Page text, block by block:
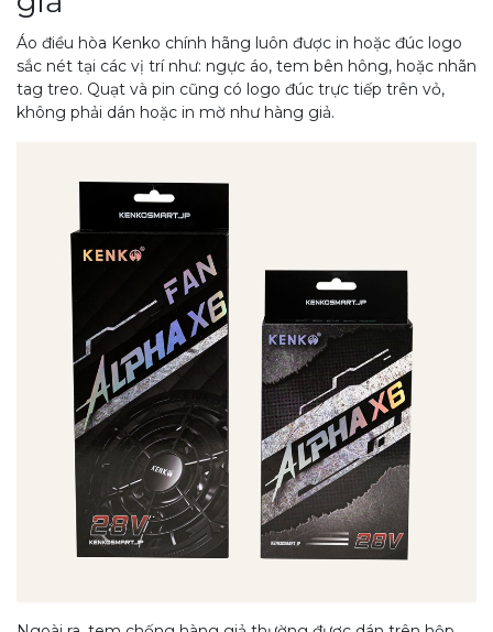
Áo điều hòa Kenko chính hãng luôn được in hoặc đúc logo
sắc nét tại các vị trí như: ngực áo, tem bên hông, hoặc nhãn
tag treo. Quạt và pin cũng có logo đúc trực tiếp trên vỏ,
không phải dán hoặc in mờ như hàng giả.